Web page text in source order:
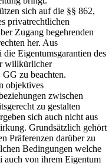
sich auf die §§ 862,
privatrechtlichen
Zugang begehrenden
her. Aus
Eigentumsgarantien des
willkürlicher
zu beachten.
objektives
zwischen
zu gestalten
sich auch nicht aus
Grundsätzlich gehört
Präferenzen darüber zu
Bedingungen welche
auch von ihrem Eigentum